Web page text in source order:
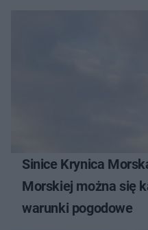
Sinice Krynica
Morskiej można się
warunki pogodowe